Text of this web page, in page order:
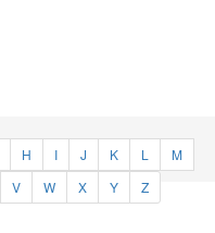
H I J K L
M
V W X Y Z